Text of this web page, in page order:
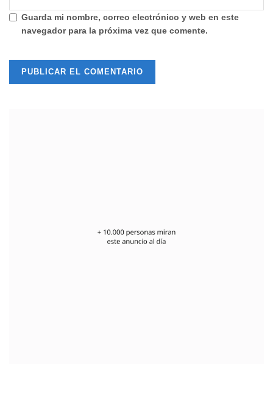
Guarda mi nombre, correo electrónico y web en este
navegador para la próxima vez que comente.